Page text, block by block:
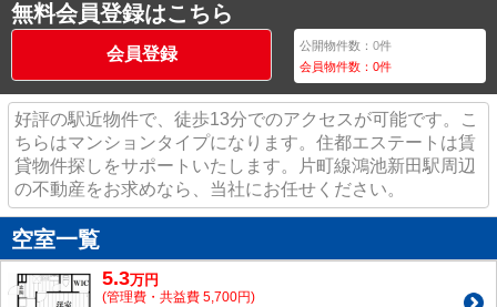
無料会員登録はこちら
会員登録 公開物件数：0件
会員物件数：0件
好評の駅近物件で、徒歩13分でのアクセスが可能です。こ
ちらはマンションタイプになります。住都エステートは賃
貸物件探しをサポートいたします。片町線鴻池新田駅周辺
の不動産をお求めなら、当社にお任せください。
空室一覧
5.3万円
(管理費・共益費 5,700円)